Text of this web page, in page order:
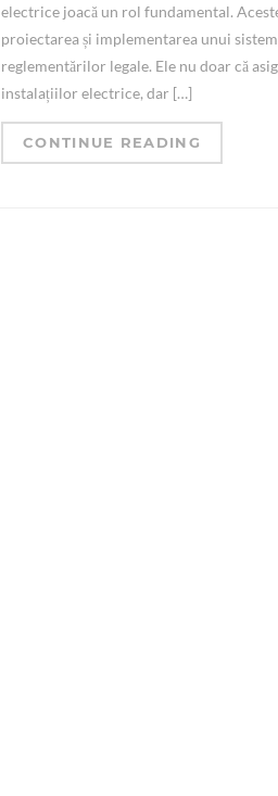
electrice joacă un rol fundamental.
proiectarea și implementarea unui
reglementărilor legale. Ele nu doar că
instalațiilor electrice, dar […]
CONTINUE READING